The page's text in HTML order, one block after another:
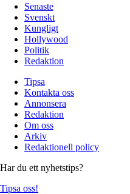
Senaste
Svenskt
Kungligt
Hollywood
Politik
Redaktion
Tipsa
Kontakta oss
Annonsera
Redaktion
Om oss
Arkiv
Redaktionell policy
Har du ett nyhetstips?
Tipsa oss!